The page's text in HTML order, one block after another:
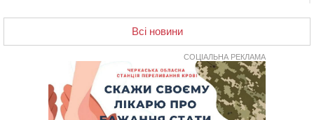
ділянок, незаконно переданих іноземцем
19:00 Вихователька з Черкас і дві педагогині з області
стали фіналістками Global Teacher Prize Ukraine 2026
Зарядка, йога, сапи та нові знайомства: у Черкасах
закрили сезон літнього табору для людей поважного
віку
Всі новини
СОЦІАЛЬНА РЕКЛАМА